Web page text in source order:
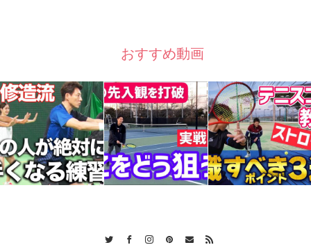
おすすめ動画